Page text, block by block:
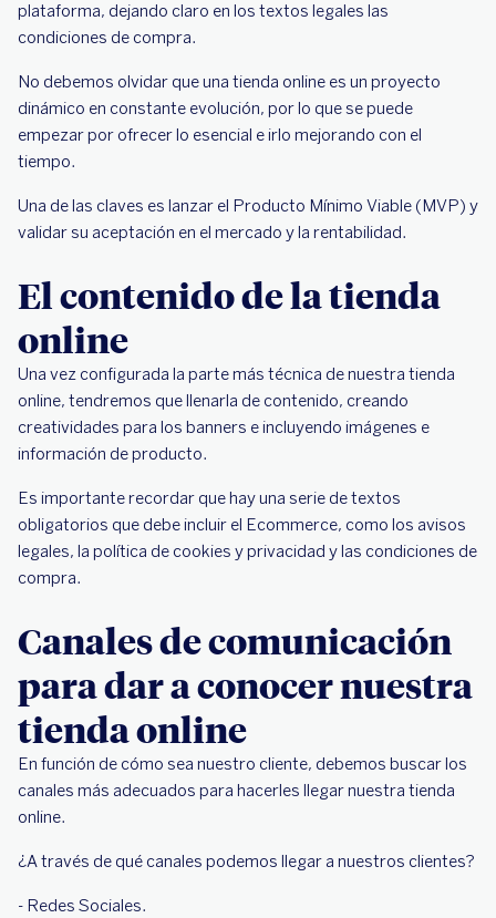
plataforma, dejando claro en los textos legales las
condiciones de compra.
No debemos olvidar que una tienda online es un proyecto
dinámico en constante evolución, por lo que se puede
empezar por ofrecer lo esencial e irlo mejorando con el
tiempo.
Una de las claves es lanzar el Producto Mínimo Viable (MVP) y
validar su aceptación en el mercado y la rentabilidad.
El contenido de la tienda
online
Una vez configurada la parte más técnica de nuestra tienda
online, tendremos que llenarla de contenido, creando
creatividades para los banners e incluyendo imágenes e
información de producto.
Es importante recordar que hay una serie de textos
obligatorios que debe incluir el Ecommerce, como los avisos
legales, la política de cookies y privacidad y las condiciones de
compra.
Canales de comunicación
para dar a conocer nuestra
tienda online
En función de cómo sea nuestro cliente, debemos buscar los
canales más adecuados para hacerles llegar nuestra tienda
online.
¿A través de qué canales podemos llegar a nuestros clientes?
- Redes Sociales.